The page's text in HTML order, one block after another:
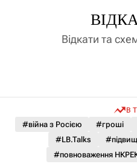
д
Відкати та
В
#війна з Росією #гроші
#LB.Talks
#повноваження